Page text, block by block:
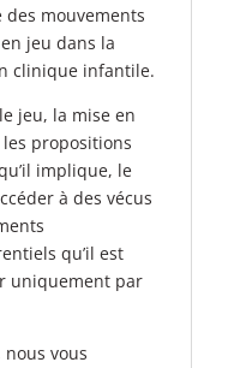
mouvements
jeu dans la
clinique infantile.
jeu, la mise en
propositions
implique, le
à des vécus
qu’il est
uniquement par
nous vous